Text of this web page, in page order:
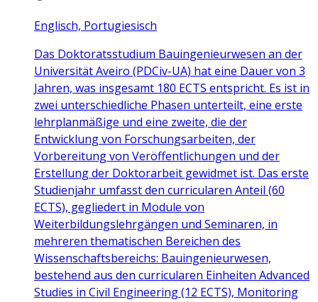
Englisch, Portugiesisch
Das Doktoratsstudium Bauingenieurwesen an der
Universität Aveiro (PDCiv-UA) hat eine Dauer von 3
Jahren, was insgesamt 180 ECTS entspricht. Es ist in
zwei unterschiedliche Phasen unterteilt, eine erste
lehrplanmäßige und eine zweite, die der
Entwicklung von Forschungsarbeiten, der
Vorbereitung von Veröffentlichungen und der
Erstellung der Doktorarbeit gewidmet ist. Das erste
Studienjahr umfasst den curricularen Anteil (60
ECTS), gegliedert in Module von
Weiterbildungslehrgängen und Seminaren, in
mehreren thematischen Bereichen des
Wissenschaftsbereichs: Bauingenieurwesen,
bestehend aus den curricularen Einheiten Advanced
Studies in Civil Engineering (12 ECTS), Monitoring